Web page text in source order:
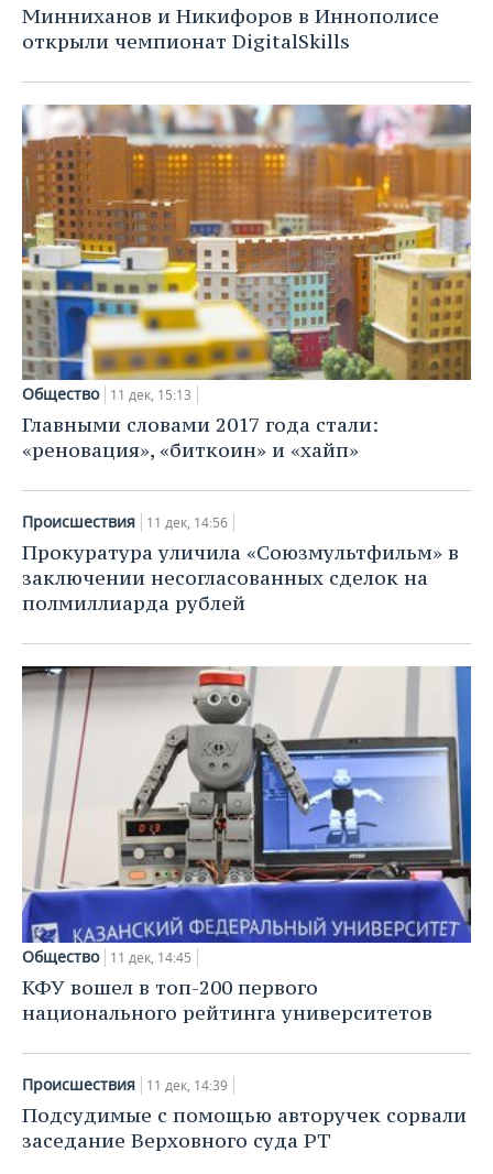
Минниханов и Никифоров в Иннополисе
открыли чемпионат DigitalSkills
Общество 11 дек, 15:13
Главными словами 2017 года стали:
«реновация», «биткоин» и «хайп»
Происшествия 11 дек, 14:56
Прокуратура уличила «Союзмультфильм» в
заключении несогласованных сделок на
полмиллиарда рублей
Общество 11 дек, 14:45
КФУ вошел в топ-200 первого
национального рейтинга университетов
Происшествия 11 дек, 14:39
Подсудимые с помощью авторучек сорвали
заседание Верховного суда РТ